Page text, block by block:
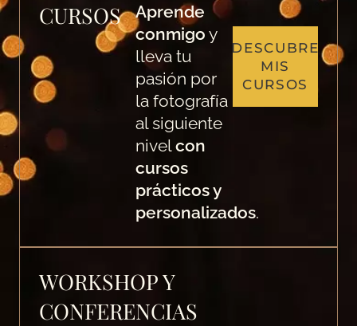
CURSOS
Aprende
conmigo y
lleva tu
pasión por
la fotografía
al siguiente
nivelcon
cursos
prácticos y
personalizados.
DESCUBRE
MIS
CURSOS
WORKSHOP Y
CONFERENCIAS